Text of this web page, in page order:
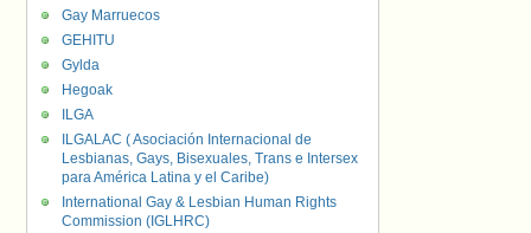
Gay Marruecos
GEHITU
Gylda
Hegoak
ILGA
ILGALAC ( Asociación Internacional de
Lesbianas, Gays, Bisexuales, Trans e Intersex
para América Latina y el Caribe)
International Gay & Lesbian Human Rights
Commission (IGLHRC)